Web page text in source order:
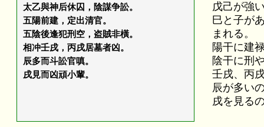
太乙與神后休囚，陰謀争訟。
五陽前建，定出清官。
五陰後逢犯刑空，盗賊非橫。
相冲壬戌，丙戌居墓者凶。
辰多而斗訟官嗔。
戌見而凶頑小輩。
戊己が強
巳と子が
まれる。
陽干に建
陰干に刑
壬戌、丙
辰が多い
戌を見る